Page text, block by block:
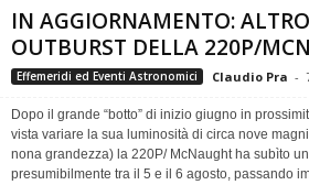
IN AGGIORNAMENTO:
OUTBURST DELLA 220P/
Effemeridi ed Eventi Astronomici Claudio Pra -
Dopo il grande “botto” di inizio giugno in
vista variare la sua luminosità di circa nove
nona grandezza) la 220P/ McNaught ha subìto
presumibilmente tra il 5 e il 6 agosto, passando